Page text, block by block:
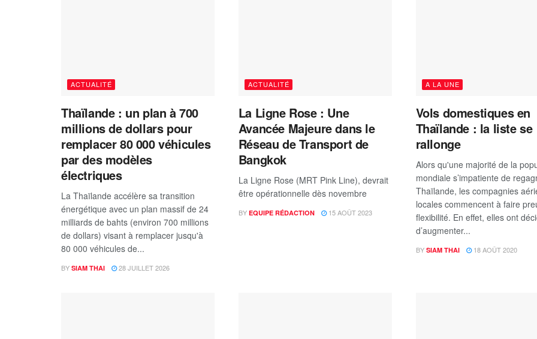
ACTUALITÉ
Thaïlande : un plan à 700
millions de dollars pour
remplacer 80 000 véhicules
par des modèles
électriques
La Thaïlande accélère sa transition
énergétique avec un plan massif de 24
milliards de bahts (environ 700 millions
de dollars) visant à remplacer jusqu'à
80 000 véhicules de...
BY SIAM THAI 28 JUILLET 2026
ACTUALITÉ
La Ligne Rose : Une
Avancée Majeure dans le
Réseau de Transport de
Bangkok
La Ligne Rose (MRT Pink Line), devrait
être opérationnelle dès novembre
BY EQUIPE RÉDACTION 15 AOÛT 2023
A LA UNE
Vols domestiques en
Thaïlande : la liste se
rallonge
Alors qu'une majorité de la
mondiale s’impatiente de
Thaïlande, les compagnies
locales commencent à faire
flexibilité. En effet, elles ont
d’augmenter...
BY SIAM THAI 18 AOÛT 2020